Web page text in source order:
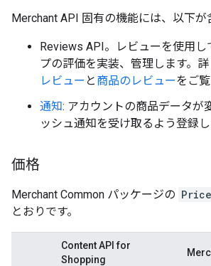
Merchant API 固有の機能には、以下が
Reviews API。レビューを使用し
プの評価を実装、管理します。詳
レビュー と 商品のレビューをご覧
通知: アカウントの商品データが
ッシュ通知を受け取るよう登録し
価格
Merchant Common パッケージの Price
とおりです。
Content API for
Shopping